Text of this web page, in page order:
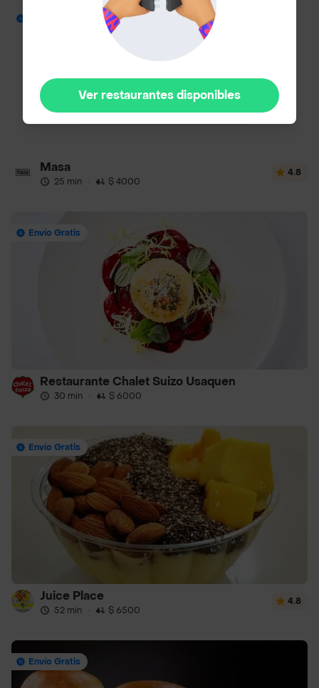
Masa
25 min · $ 4000
4.8
Envío Gratis
Restaurante Chalet Suizo Usaquen
30 min · $ 6000
Envío Gratis
Juice Place
52 min · $ 6500
4.8
Envío Gratis
Ver restaurantes disponibles